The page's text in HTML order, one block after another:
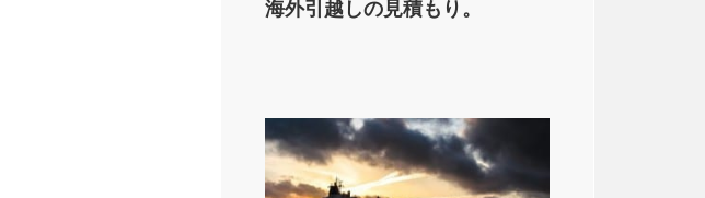
海外引越しの見積もり。